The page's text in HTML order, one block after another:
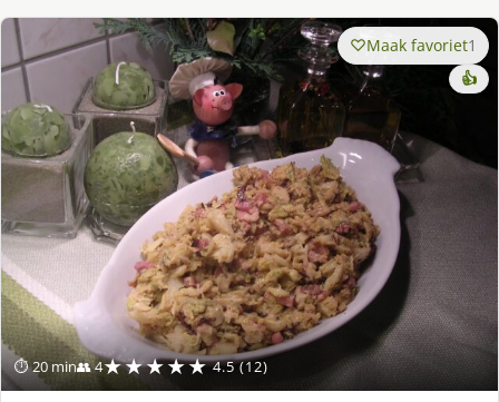
⏱ 20 min👥 4★★★★★ 4.5 (12)
Maak favoriet1
👍